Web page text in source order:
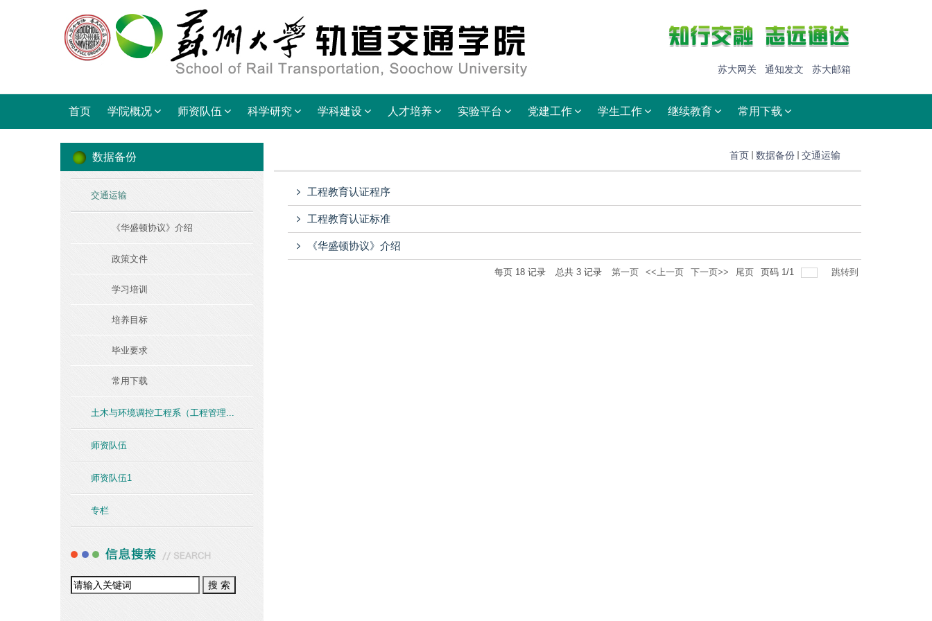
苏大网关 通知发文 苏大邮箱
首页 学院概况 师资队伍 科学研究 学科建设 人才培养 实验平台 党建工作 学生工作 继续教育 常用下载
数据备份
交通运输
《华盛顿协议》介绍
政策文件
学习培训
培养目标
毕业要求
常用下载
土木与环境调控工程系（工程管理...
师资队伍
师资队伍1
专栏
首页 数据备份 交通运输
工程教育认证程序
工程教育认证标准
《华盛顿协议》介绍
每页 18 记录 总共 3 记录 第一页 <<上一页 下一页>> 尾页 页码 1/1 跳转到